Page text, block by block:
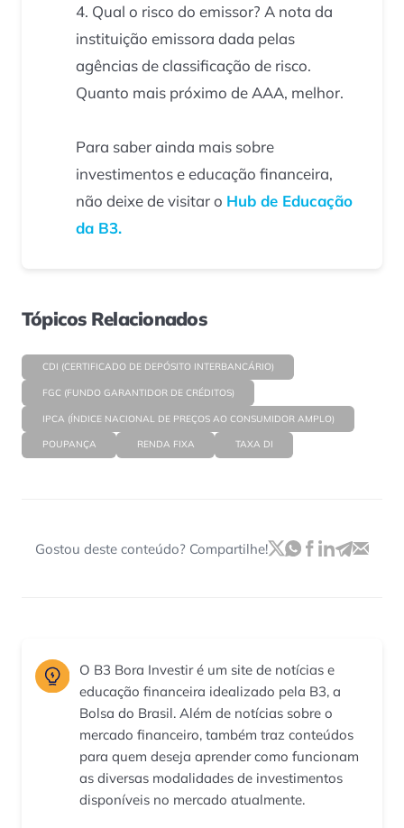
Qual o risco do emissor? A nota da
instituição emissora dada pelas
agências de classificação de risco.
Quanto mais próximo de AAA, melhor.
Para saber ainda mais sobre
investimentos e educação financeira,
não deixe de visitar o Hub de Educação
da B3.
Tópicos Relacionados
CDI (CERTIFICADO DE DEPÓSITO INTERBANCÁRIO)
FGC (FUNDO GARANTIDOR DE CRÉDITOS)
IPCA (ÍNDICE NACIONAL DE PREÇOS AO CONSUMIDOR AMPLO)
POUPANÇA RENDA FIXA TAXA DI
Gostou deste conteúdo? Compartilhe!
O B3 Bora Investir é um site de notícias e
educação financeira idealizado pela B3, a
Bolsa do Brasil. Além de notícias sobre o
mercado financeiro, também traz conteúdos
para quem deseja aprender como funcionam
as diversas modalidades de investimentos
disponíveis no mercado atualmente.